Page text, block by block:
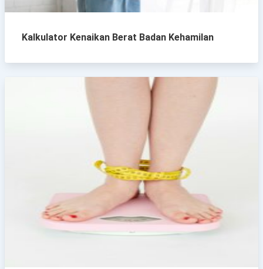
Kalkulator Kenaikan Berat Badan Kehamilan